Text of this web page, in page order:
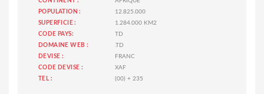
POPULATION :
12.825.000
SUPERFICIE :
1.284.000 KM2
CODE PAYS:
TD
DOMAINE WEB :
.TD
DEVISE :
FRANC
CODE DEVISE :
XAF
TEL :
(00) + 235